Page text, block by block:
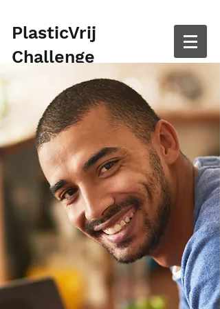
PlasticVrij
Challenge
Bio Kartonnen bekers